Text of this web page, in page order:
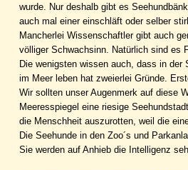
wurde. Nur deshalb gibt es
auch mal einer einschläft oder selber
Mancherlei Wissenschaftler gibt auch
völliger Schwachsinn. Natürlich sind es
Die wenigsten wissen auch, dass in
im Meer leben hat zweierlei Gründe.
Wir sollten unser Augenmerk auf diese
Meeresspiegel eine riesige
die Menschheit auszurotten, weil die
Die Seehunde in den Zoo´s und
Sie werden auf Anhieb die Intelligenz